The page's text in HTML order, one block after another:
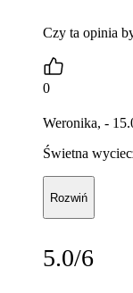
Czy ta opinia
0
Weronika, -
Świetna
Rozwiń
5.0/6